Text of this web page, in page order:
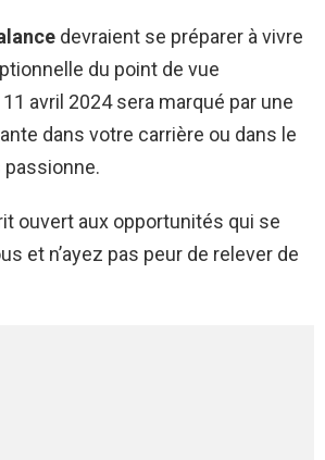
devraient se préparer à vivre
du point de vue
avril 2024 sera marqué par une
dans votre carrière ou dans le
passionne.
ouvert aux opportunités qui se
et n’ayez pas peur de relever de